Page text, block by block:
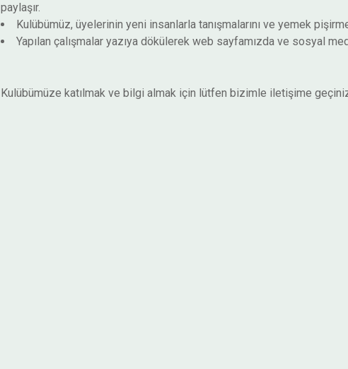
paylaşır.
Kulübümüz, üyelerinin yeni insanlarla tanışmalarını ve yemek
Yapılan çalışmalar yazıya dökülerek web sayfamızda ve sosyal
Kulübümüze katılmak ve bilgi almak için lütfen bizimle iletişime